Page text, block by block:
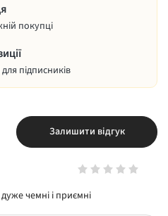
покупці
підписників
Залишити відгук
чемні і приємні